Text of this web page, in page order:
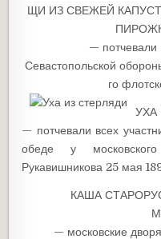
ЩИ ИЗ СВЕЖЕЙ
— потчевали
Севастопольской
го
УХА
— потчевали всех
обеде у
Рукавишникова 25 мая
КАША
— московские